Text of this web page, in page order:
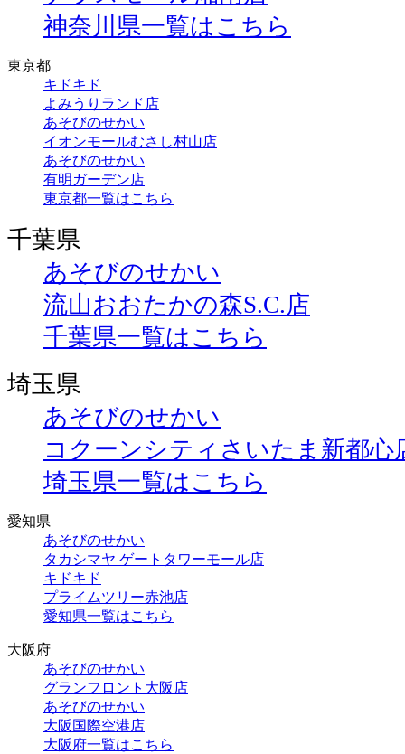
神奈川県一覧はこちら
東京都
キドキド
よみうりランド店
あそびのせかい
イオンモールむさし村山店
あそびのせかい
有明ガーデン店
東京都一覧はこちら
千葉県
あそびのせかい
流山おおたかの森S.C.店
千葉県一覧はこちら
埼玉県
あそびのせかい
コクーンシティさいたま新都心
埼玉県一覧はこちら
愛知県
あそびのせかい
タカシマヤ ゲートタワーモール店
キドキド
プライムツリー赤池店
愛知県一覧はこちら
大阪府
あそびのせかい
グランフロント大阪店
あそびのせかい
大阪国際空港店
大阪府一覧はこちら